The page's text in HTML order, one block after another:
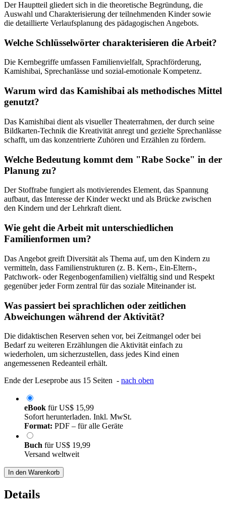
Der Hauptteil gliedert sich in die theoretische Begründung, die
Auswahl und Charakterisierung der teilnehmenden Kinder sowie
die detaillierte Verlaufsplanung des pädagogischen Angebots.
Welche Schlüsselwörter charakterisieren die Arbeit?
Die Kernbegriffe umfassen Familienvielfalt, Sprachförderung,
Kamishibai, Sprechanlässe und sozial-emotionale Kompetenz.
Warum wird das Kamishibai als methodisches Mittel
genutzt?
Das Kamishibai dient als visueller Theaterrahmen, der durch seine
Bildkarten-Technik die Kreativität anregt und gezielte Sprechanlässe
schafft, um das konzentrierte Zuhören und Erzählen zu fördern.
Welche Bedeutung kommt dem "Rabe Socke" in der
Planung zu?
Der Stoffrabe fungiert als motivierendes Element, das Spannung
aufbaut, das Interesse der Kinder weckt und als Brücke zwischen
den Kindern und der Lehrkraft dient.
Wie geht die Arbeit mit unterschiedlichen
Familienformen um?
Das Angebot greift Diversität als Thema auf, um den Kindern zu
vermitteln, dass Familienstrukturen (z. B. Kern-, Ein-Eltern-,
Patchwork- oder Regenbogenfamilien) vielfältig sind und Respekt
gegenüber jeder Form zentral für das soziale Miteinander ist.
Was passiert bei sprachlichen oder zeitlichen
Abweichungen während der Aktivität?
Die didaktischen Reserven sehen vor, bei Zeitmangel oder bei
Bedarf zu weiteren Erzählungen die Aktivität einfach zu
wiederholen, um sicherzustellen, dass jedes Kind einen
angemessenen Redeanteil erhält.
Ende der Leseprobe aus 15 Seiten - nach oben
eBook fürUS$ 15,99
Sofort herunterladen. Inkl. MwSt.
Format: PDF – für alle Geräte
Buch fürUS$ 19,99
Versand weltweit
In den Warenkorb
Details